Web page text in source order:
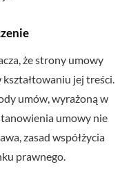
że strony umowy
jej treści.
umów, wyrażoną w
umowy nie
zasad współżycia
prawnego.